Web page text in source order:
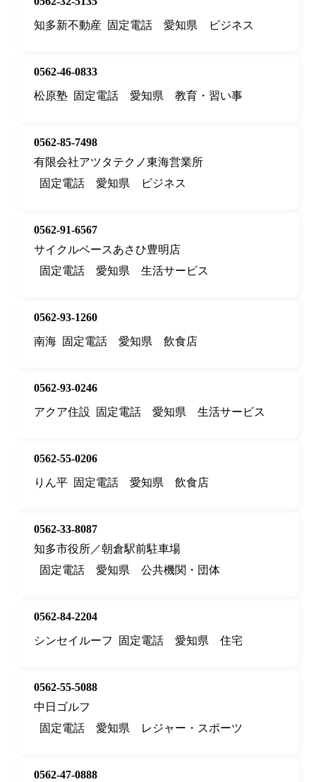
知多新不動産 固定電話 愛知県 ビジネス
0562-46-0833
松原塾 固定電話 愛知県 教育・習い事
0562-85-7498
有限会社アツタテクノ東海営業所
固定電話
愛知県 ビジネス
0562-91-6567
サイクルベースあさひ豊明店
固定電話
愛知県 生活サービス
0562-93-1260
南海 固定電話 愛知県 飲食店
0562-93-0246
アクア住設
固定電話 愛知県 生活サービス
0562-55-0206
りん平 固定電話 愛知県 飲食店
0562-33-8087
知多市役所／朝倉駅前駐車場
固定電話
愛知県 公共機関・団体
0562-84-2204
シンセイルーフ
固定電話 愛知県 住宅
0562-55-5088
中日ゴルフ
固定電話
愛知県 レジャー・スポーツ
0562-47-0888